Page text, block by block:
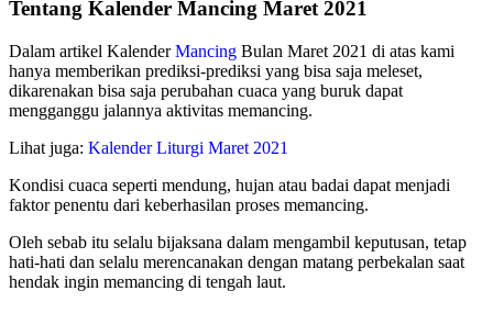
Tentang Kalender Mancing Maret 2021
Dalam artikel KalenderMancing Bulan Maret 2021 di atas kami
hanya memberikan prediksi-prediksi yang bisa saja meleset,
dikarenakan bisa saja perubahan cuaca yang buruk dapat
mengganggu jalannya aktivitas memancing.
Lihat juga: Kalender Liturgi Maret 2021
Kondisi cuaca seperti mendung, hujan atau badai dapat menjadi
faktor penentu dari keberhasilan proses memancing.
Oleh sebab itu selalu bijaksana dalam mengambil keputusan, tetap
hati-hati dan selalu merencanakan dengan matang perbekalan saat
hendak ingin memancing di tengah laut.